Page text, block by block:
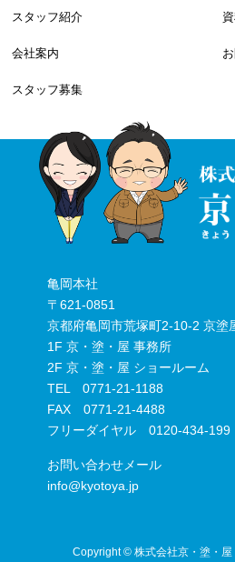
スタッフ紹介
会社案内
スタッフ募集
亀岡本社
〒621-0851
京都府亀岡市荒塚町2-10-2 京塗
1F 京・塗・屋 事務所
2F 京・塗・屋 ショールーム
TEL 0771-21-1188
FAX 0771-21-4488
フリーダイヤル 0120-434-199
お問い合わせメール
info@kyotoya.jp
Copyright © 株式会社京・塗・